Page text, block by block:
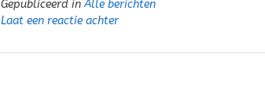
Gepubliceerd inAlle berichten
Laat een reactie achter